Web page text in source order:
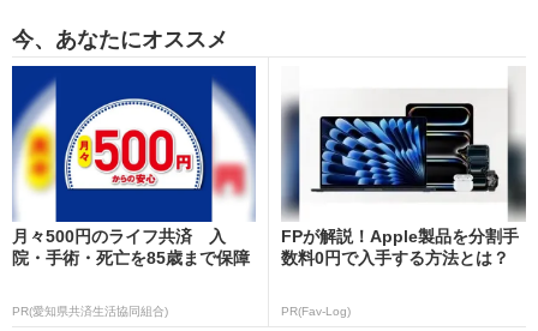
今、あなたにオススメ
月々500円のライフ共済 入
院・手術・死亡を85歳まで保障
PR(愛知県共済生活協同組合)
FPが解説！Apple製品を分割手
数料0円で入手する方法とは？
PR(Fav-Log)